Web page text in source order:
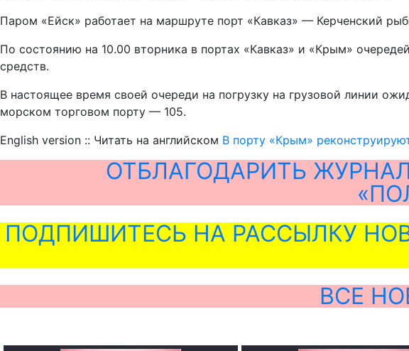
Паром «Ейск» работает на маршруте порт «Кавказ» — Керченский
По состоянию на 10.00 вторника в портах «Кавказ» и «Крым»
средств.
В настоящее время своей очереди на погрузку на грузовой линии
морском торговом порту — 105.
English version :: Читать на английском В порту «Крым»
ОТБЛАГОДАРИТЬ
ПОДПИШИТЕСЬ НА РАССЫЛКУ
ВСЕ